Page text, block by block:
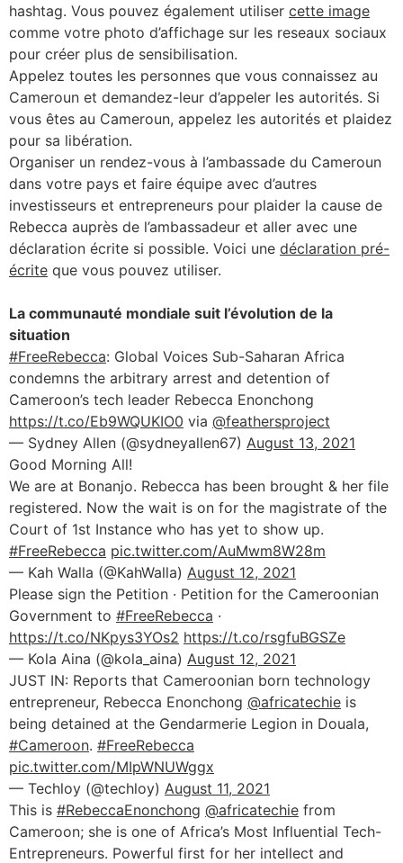
hashtag. Vous pouvez également utiliser cette image
comme votre photo d’affichage sur les reseaux sociaux
pour créer plus de sensibilisation.
Appelez toutes les personnes que vous connaissez au
Cameroun et demandez-leur d’appeler les autorités. Si
vous êtes au Cameroun, appelez les autorités et plaidez
pour sa libération.
Organiser un rendez-vous à l’ambassade du Cameroun
dans votre pays et faire équipe avec d’autres
investisseurs et entrepreneurs pour plaider la cause de
Rebecca auprès de l’ambassadeur et aller avec une
déclaration écrite si possible. Voici une déclaration pré-
écrite que vous pouvez utiliser.
La communauté mondiale suit l’évolution de la
situation
#FreeRebecca: Global Voices Sub-Saharan Africa
condemns the arbitrary arrest and detention of
Cameroon’s tech leader Rebecca Enonchong
https://t.co/Eb9WQUKIO0 via @feathersproject
— Sydney Allen (@sydneyallen67) August 13, 2021
Good Morning All!
We are at Bonanjo. Rebecca has been brought & her file
registered. Now the wait is on for the magistrate of the
Court of 1st Instance who has yet to show up.
#FreeRebecca pic.twitter.com/AuMwm8W28m
— Kah Walla (@KahWalla) August 12, 2021
Please sign the Petition · Petition for the Cameroonian
Government to #FreeRebecca ·
https://t.co/NKpys3YOs2 https://t.co/rsgfuBGSZe
— Kola Aina (@kola_aina) August 12, 2021
JUST IN: Reports that Cameroonian born technology
entrepreneur, Rebecca Enonchong @africatechie is
being detained at the Gendarmerie Legion in Douala,
#Cameroon. #FreeRebecca
pic.twitter.com/MIpWNUWggx
— Techloy (@techloy) August 11, 2021
This is #RebeccaEnonchong @africatechie from
Cameroon; she is one of Africa’s Most Influential Tech-
Entrepreneurs. Powerful first for her intellect and